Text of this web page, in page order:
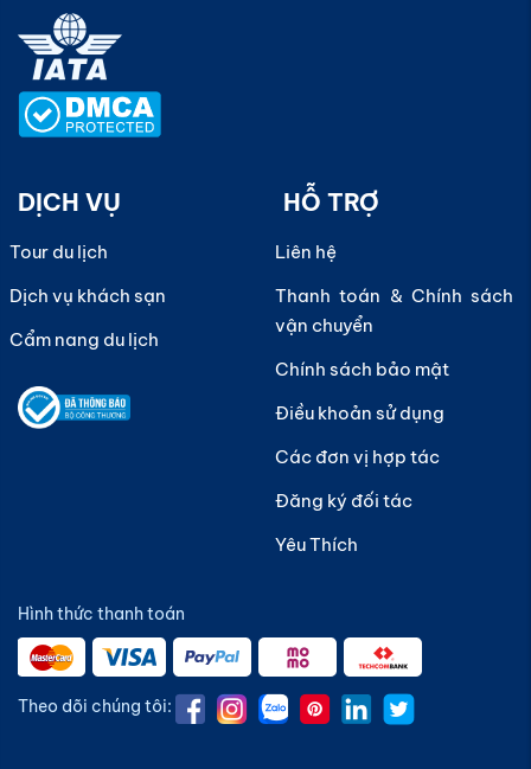
DỊCH VỤ
Tour du lịch
Dịch vụ khách sạn
Cẩm nang du lịch
HỖ TRỢ
Liên hệ
Thanh toán & Chính sách
vận chuyển
Chính sách bảo mật
Điều khoản sử dụng
Các đơn vị hợp tác
Đăng ký đối tác
Yêu Thích
Hình thức thanh toán
Theo dõi chúng tôi: